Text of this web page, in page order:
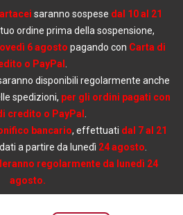
saranno sospese dal 10 al 21
tuo ordine prima della sospensione,
6 agosto pagando con Carta di
o PayPal
disponibili regolarmente anche
spedizioni, per gli ordini pagati con
credito o PayPal
bancario, effettuati dal 7 al 21
a partire da lunedì 24 agosto
regolarmente da lunedì 24
agosto.